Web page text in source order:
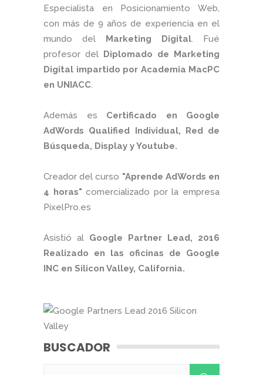
Especialista en Posicionamiento Web,
con más de 9 años de experiencia en el
mundo del Marketing Digital. Fué
profesor del Diplomado de Marketing
Digital impartido por Academia MacPC
en UNIACC.
Además es Certificado en Google
AdWords Qualified Individual, Red de
Búsqueda, Display y Youtube.
Creador del curso "Aprende AdWords en
4 horas" comercializado por la empresa
PixelPro.es
Asistió al Google Partner Lead, 2016
Realizado en las oficinas de Google
INC en Silicon Valley, California.
BUSCADOR